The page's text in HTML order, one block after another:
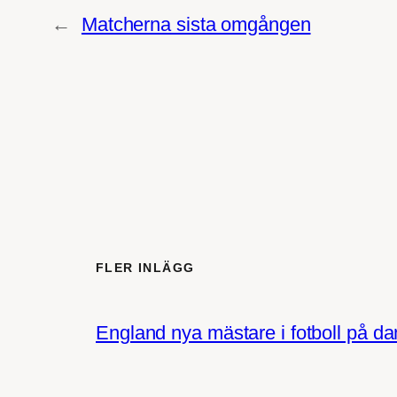
← Matcherna sista omgången
FLER INLÄGG
England nya mästare i fotboll på